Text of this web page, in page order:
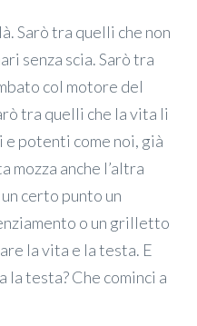
Sarò tra quelli che non
senza scia. Sarò tra
col motore del
tra quelli che la vita li
potenti come noi, già
mozza anche l’altra
certo punto un
o un grilletto
la vita e la testa. E
la testa? Che cominci a